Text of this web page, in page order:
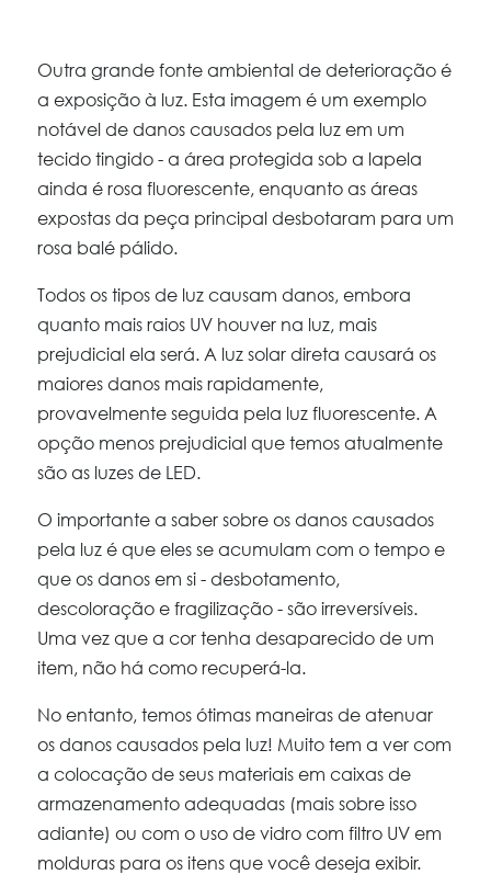
Outra grande fonte ambiental de deterioração é
a exposição à luz. Esta imagem é um exemplo
notável de danos causados pela luz em um
tecido tingido - a área protegida sob a lapela
ainda é rosa fluorescente, enquanto as áreas
expostas da peça principal desbotaram para um
rosa balé pálido.
Todos os tipos de luz causam danos, embora
quanto mais raios UV houver na luz, mais
prejudicial ela será. A luz solar direta causará os
maiores danos mais rapidamente,
provavelmente seguida pela luz fluorescente. A
opção menos prejudicial que temos atualmente
são as luzes de LED.
O importante a saber sobre os danos causados
pela luz é que eles se acumulam com o tempo e
que os danos em si - desbotamento,
descoloração e fragilização - são irreversíveis.
Uma vez que a cor tenha desaparecido de um
item, não há como recuperá-la.
No entanto, temos ótimas maneiras de atenuar
os danos causados pela luz! Muito tem a ver com
a colocação de seus materiais em caixas de
armazenamento adequadas (mais sobre isso
adiante) ou com o uso de vidro com filtro UV em
molduras para os itens que você deseja exibir.